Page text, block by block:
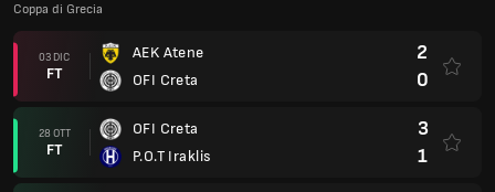
Coppa di Grecia
03 DIC
FT
AEK Atene
OFI Creta
2
0
28 OTT
FT
OFI Creta
P.O.T Iraklis
3
1